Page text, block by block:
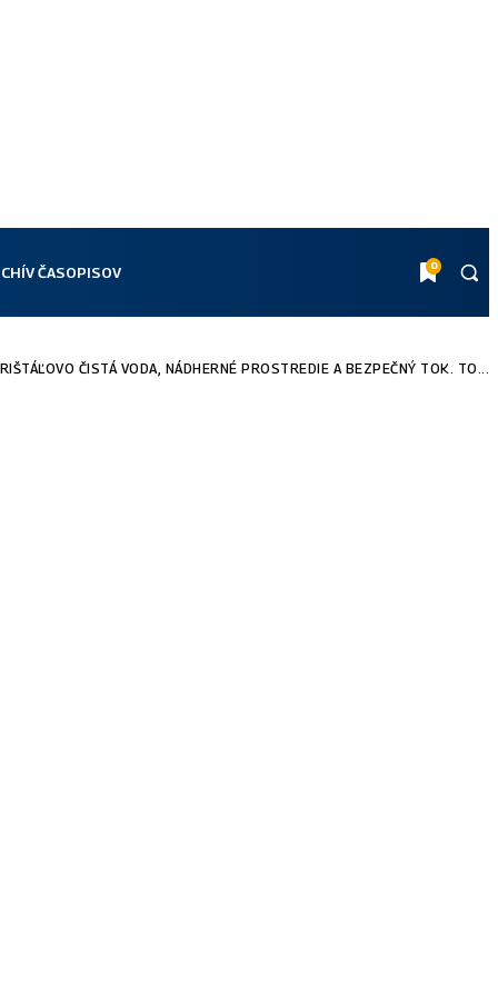
ČASOPISOV 0
ČISTÁ VODA, NÁDHERNÉ PROSTREDIE A BEZPEČNÝ TOK. TO...